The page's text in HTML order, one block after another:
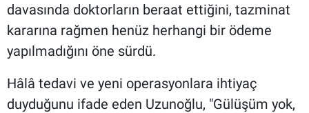
davasında doktorların beraat ettiğini, tazminat
kararına rağmen henüz herhangi bir ödeme
yapılmadığını öne sürdü.
Hâlâ tedavi ve yeni operasyonlara ihtiyaç
duyduğunu ifade eden Uzunoğlu, "Gülüşüm yok,